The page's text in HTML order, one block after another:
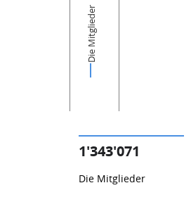
Die Mitglieder
1'343'071
Die Mitglieder